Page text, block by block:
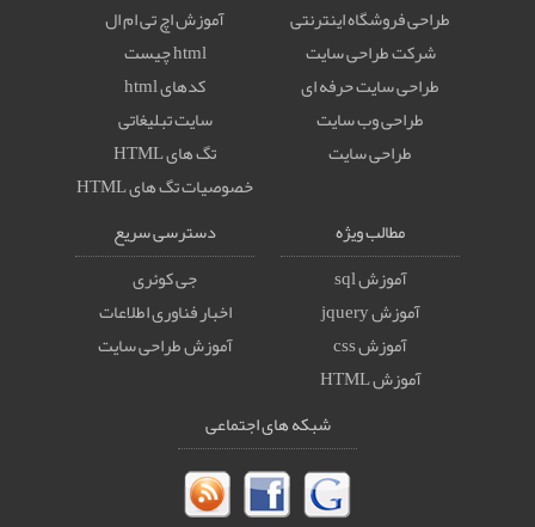
طراحی فروشگاه اینترنتی
شرکت طراحی سایت
طراحی سایت حرفه ای
طراحی وب سایت
طراحی سایت
آموزش اچ تی ام ال
html چیست
کدهای html
سایت تبلیغاتی
تگ های HTML
خصوصيات تگ های HTML
مطالب ویژه
آموزش sql
آموزش jquery
آموزش css
آموزش HTML
دسترسی سریع
جی کوئری
اخبار فناوری اطلاعات
آموزش طراحی سایت
شبکه های اجتماعی